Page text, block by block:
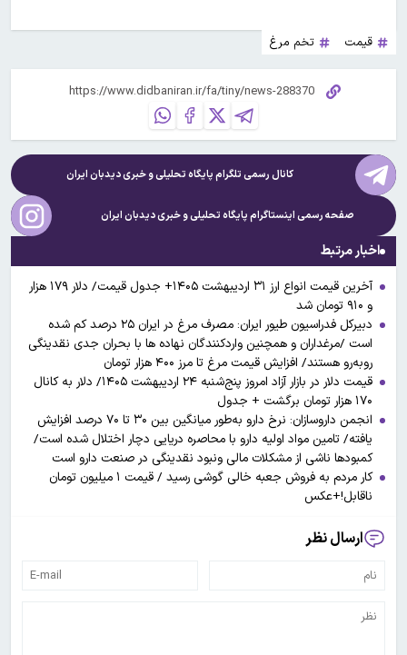
قیمت تخم مرغ
کانال رسمی تلگرام پایگاه تحلیلی و خبریدیدبان ایران
صفحه رسمی اینستاگرام پایگاه تحلیلی و خبریدیدبان ایران
اخبار مرتبط
آخرین قیمت انواع ارز ۳۱ اردیبهشت ۱۴۰۵+ جدول قیمت/ دلار ۱۷۹ هزار
و ۹۱۰ تومان شد
دبیرکل فدراسیون طیور ایران: مصرف مرغ در ایران ۲۵ درصد کم شده
است /مرغداران و همچنین واردکنندگان نهاده ها با بحران جدی نقدینگی
روبه‌رو هستند/ افزایش قیمت مرغ تا مرز ۴۰۰ هزار تومان
قیمت دلار در بازار آزاد امروز پنج‌شنبه ۲۴ اردیبهشت ۱۴۰۵/ دلار به کانال
۱۷۰ هزار تومان برگشت + جدول
انجمن داروسازان: نرخ دارو به‌طور میانگین بین ۳۰ تا ۷۰ درصد افزایش
یافته/ تامین مواد اولیه دارو با محاصره دریایی دچار اختلال شده است/
کمبودها ناشی از مشکلات مالی ونبود نقدینگی در صنعت دارو است
کار مردم به فروش جعبه خالی گوشی رسید / قیمت ۱ میلیون تومان
ناقابل!+عکس
ارسال نظر